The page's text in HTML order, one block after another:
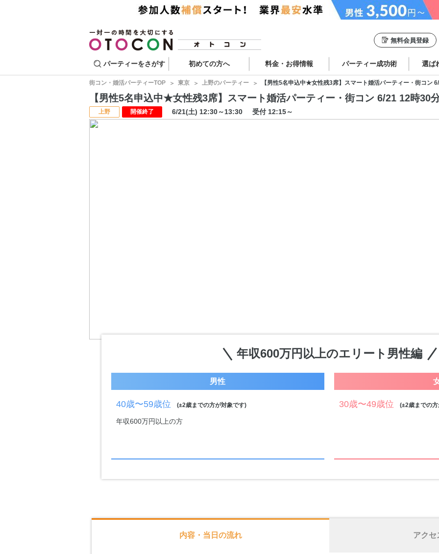
無料会員登録
パーティーをさがす 初めての方へ 料金・お得情報 パーティー成功術 選ば
街コン・婚活パーティーTOP 東京 上野のパーティー 【男性5名申込中★女性残3席】スマート婚活パーティー・街コン
【男性5名申込中★女性残3席】スマート婚活パーティー・街コン 6/21 12時30
上野 開催終了 6/21(土) 12:30～13:30 受付 12:15～
年収600万円以上のエリート男性編
男性
40歳〜59歳位 (±2歳までの方が対象です)
年収600万円以上の方
30歳〜49歳位 (±2歳までの方
内容・当日の流れ アクセ